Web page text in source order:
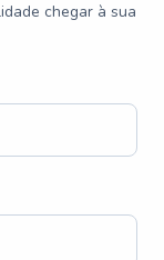
chegar à sua